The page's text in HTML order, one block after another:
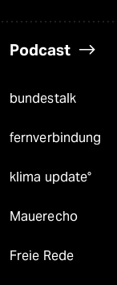
Podcast
bundestalk
fernverbindung
klima update°
Mauerecho
Freie Rede